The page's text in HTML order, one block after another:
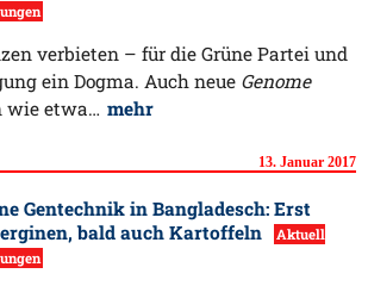
verbieten – für die Grüne Partei und
ein Dogma. Auch neue Genome
wie etwa… mehr
13. Januar 2017
Gentechnik in Bangladesch: Erst
bald auch Kartoffeln
Aktuell